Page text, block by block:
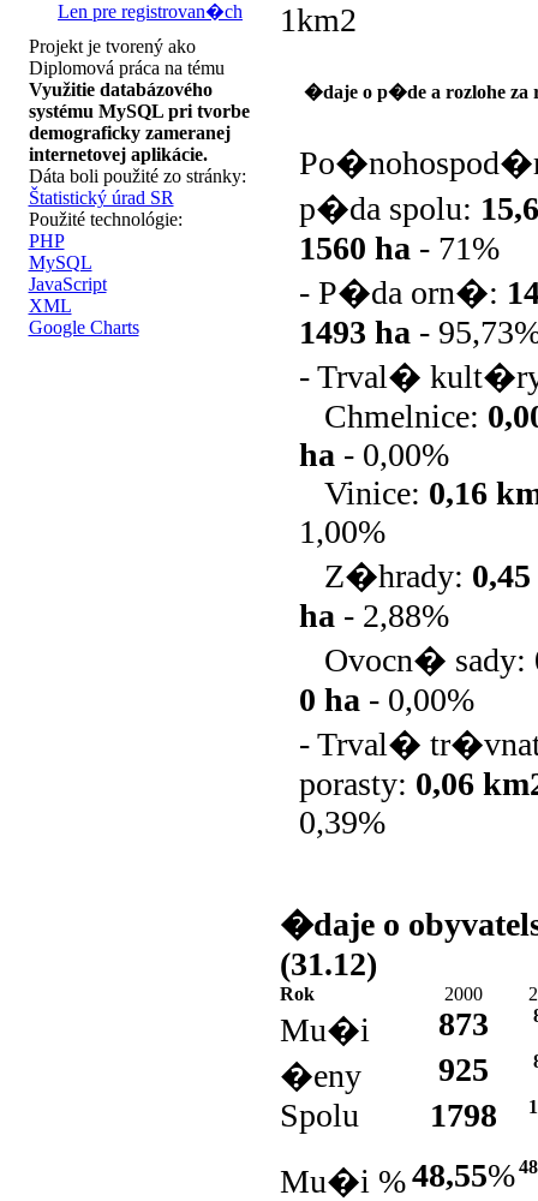
Len pre registrovan�ch
Projekt je tvorený ako
Diplomová práca na tému
Využitie databázového
systému MySQL pri tvorbe
demograficky zameranej
internetovej aplikácie.
Dáta boli použité zo stránky:
Štatistický úrad SR
Použité technológie:
PHP
MySQL
JavaScript
XML
Google Charts
1km2
�daje o p�de a rozlohe za
p�da spolu:
1560 ha - 71%
- P�da orn�:
1493 ha -
- Trval�
Chmelnice:
ha - 0,00%
Vinice: 0,16
1,00%
Z�hrady:
ha - 2,88%
Ovocn� sady:
0 ha - 0,00%
- Trval�
porasty: 0,06
0,39%
�daje o
(31.12)
Rok 2000
Mu�i 873
�eny 925
Spolu 1798
Mu�i %48,55%